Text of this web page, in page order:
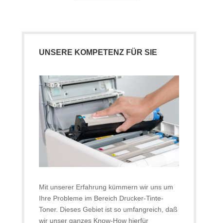
UNSERE KOMPETENZ FÜR SIE
Mit unserer Erfahrung kümmern wir uns um
Ihre Probleme im Bereich Drucker-Tinte-
Toner. Dieses Gebiet ist so umfangreich, daß
wir unser ganzes Know-How hierfür